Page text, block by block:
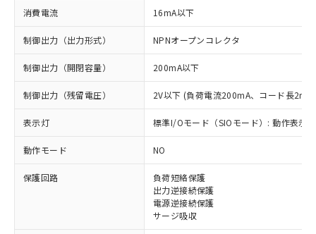
消費電流 16mA以下
制御出力（出力形式） NPNオープンコレクタ
制御出力（開閉容量） 200mA以下
制御出力（残留電圧） 2V以下 (負荷電流200mA、コード長2m
表示灯 標準I/Oモード（SIOモード）: 動作表示
動作モード NO
保護回路
負荷短絡保護
出力逆接続保護
電源逆接続保護
サージ吸収
※1 対応状況
対応済み：EU RoHS指令（10物質）の
非含有に対応した製品が提供可能な商品で